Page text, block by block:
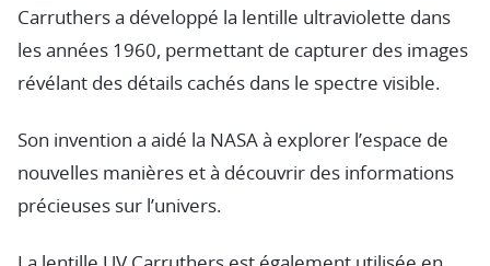
Carruthers a développé la lentille ultraviolette dans
les années 1960, permettant de capturer des images
révélant des détails cachés dans le spectre visible.
Son invention a aidé la NASA à explorer l’espace de
nouvelles manières et à découvrir des informations
précieuses sur l’univers.